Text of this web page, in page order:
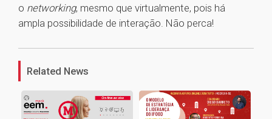
o networking, mesmo que virtualmente, pois há
ampla possibilidade de interação. Não perca!
1
Related News